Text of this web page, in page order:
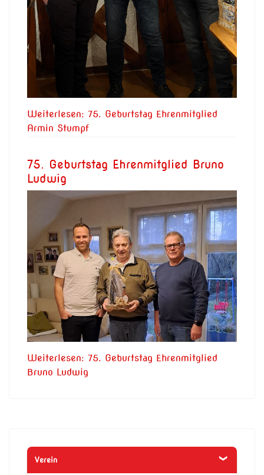
Weiterlesen: 75. Geburtstag Ehrenmitglied
Armin Stumpf
75. Geburtstag Ehrenmitglied Bruno
Ludwig
Weiterlesen: 75. Geburtstag Ehrenmitglied
Bruno Ludwig
Verein